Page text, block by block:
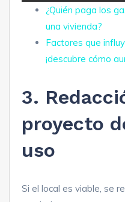
¿Quién paga los
una vivienda?
Factores que
¡descubre cómo
3.
proyecto
uso
Si el local es viable, se